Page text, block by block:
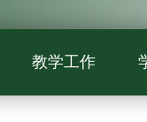
教学工作